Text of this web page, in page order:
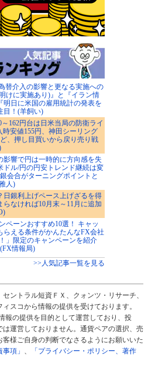
替介入の影響と更なる実施への
けに実施あり)』と『イラン情
明日に米国の雇用統計の発表を
目！(羊飼い)
162円台は日米当局の防衛ライ
時安値155円、神田シーリング
、押し目買いから戻り売り戦
影響で円は一時的に方向感を失
ドル/円の円安トレンド継続は変
会合がターニングポイントと
人)
日銀利上げペース上げざるを得
らなければ10月末～11月に追加
ペーンおすすめ10選！ キャッ
らえる条件がかんたんなFX会社
」限定のキャンペーンを紹介
(FX情報局)
>>人気記事一覧を見る
ントラル短資ＦＸ、クォンツ・リサーチ、
スコから情報の提供を受けております。
報の提供を目的として運営しており、投
運営しておりません。通貨ペアの選択、売
様ご自身の判断でなさるようにお願いいた
事項」 、
「プライバシー・ポリシー、著作